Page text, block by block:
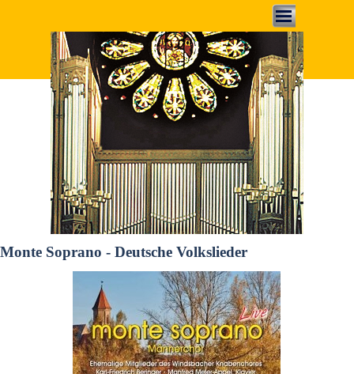
Monte Soprano - Deutsche Volkslieder